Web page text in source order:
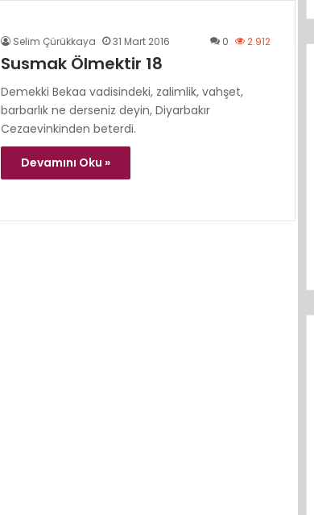
Selim Çürükkaya 31 Mart 2016 0 2.912
Susmak Ölmektir 18
Demekki Bekaa vadisindeki, zalimlik, vahşet,
barbarlık ne derseniz deyin, Diyarbakır
Cezaevinkinden beterdi.
Devamını Oku »